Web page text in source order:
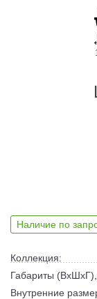
Наличие по
Коллекция:
Габариты
Внутренние